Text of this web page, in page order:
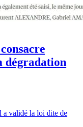
dégradation
a validé la loi dite de